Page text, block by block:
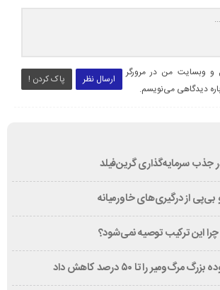
ارسال نظر پاک کردن !
و وبسایت من در مرورگر
دیدگاهی می‌نویسم.
جذب سرمایه‌گذاری گرین‌فیلد
از درگیری‌های خاورمیانه
چرا این ترکیب توصیه نمی‌شود؟
را تا ۵۰ درصد کاهش داد